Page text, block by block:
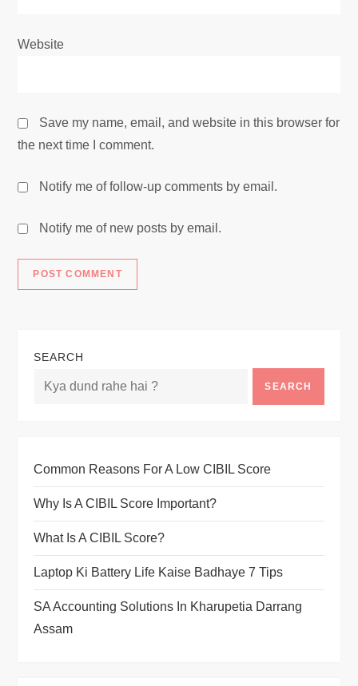
Website
Save my name, email, and website in this browser for
the next time I comment.
Notify me of follow-up comments by email.
Notify me of new posts by email.
SEARCH
SEARCH
Common Reasons For A Low CIBIL Score
Why Is A CIBIL Score Important?
What Is A CIBIL Score?
Laptop Ki Battery Life Kaise Badhaye 7 Tips
SA Accounting Solutions In Kharupetia Darrang
Assam